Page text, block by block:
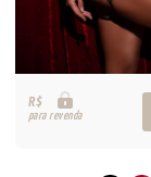
R$
para revenda